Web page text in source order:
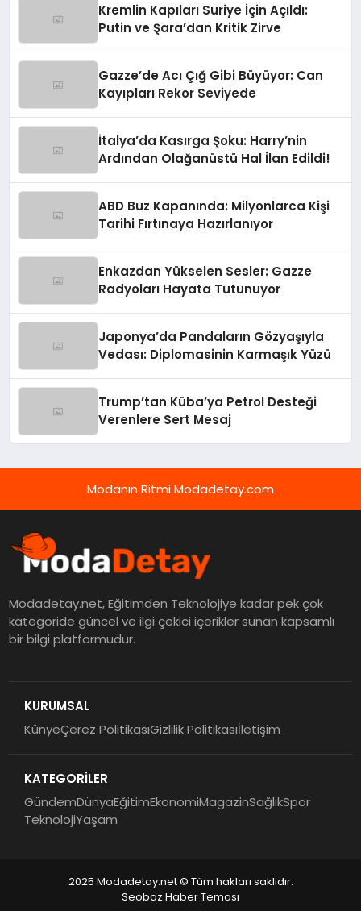
Kremlin Kapıları Suriye İçin Açıldı:
Putin ve Şara’dan Kritik Zirve
Gazze’de Acı Çığ Gibi Büyüyor: Can
Kayıpları Rekor Seviyede
İtalya’da Kasırga Şoku: Harry’nin
Ardından Olağanüstü Hal İlan Edildi!
ABD Buz Kapanında: Milyonlarca Kişi
Tarihi Fırtınaya Hazırlanıyor
Enkazdan Yükselen Sesler: Gazze
Radyoları Hayata Tutunuyor
Japonya’da Pandaların Gözyaşıyla
Vedası: Diplomasinin Karmaşık Yüzü
Trump’tan Küba’ya Petrol Desteği
Verenlere Sert Mesaj
Modanın Ritmi Modadetay.com
Modadetay.net, Eğitimden Teknolojiye kadar pek çok
kategoride güncel ve ilgi çekici içerikler sunan kapsamlı
bir bilgi platformudur.
KURUMSAL
KünyeÇerez PolitikasıGizlilik Politikasıİletişim
KATEGORİLER
GündemDünyaEğitimEkonomiMagazinSağlıkSpor
TeknolojiYaşam
2025 Modadetay.net © Tüm hakları saklıdır.
Seobaz Haber Teması